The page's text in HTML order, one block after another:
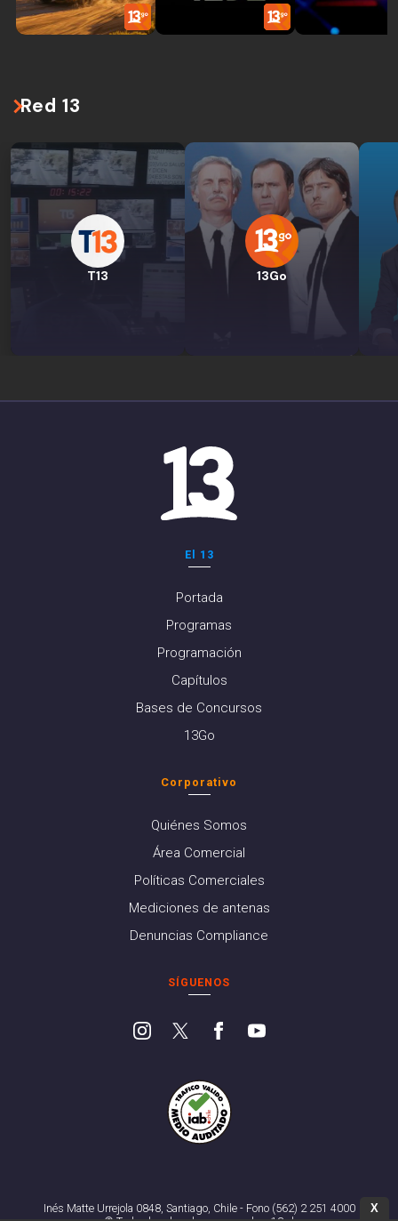
Red 13
T13 13Go
El 13
Portada
Programas
Programación
Capítulos
Bases de Concursos
13Go
Corporativo
Quiénes Somos
Área Comercial
Políticas Comerciales
Mediciones de antenas
Denuncias Compliance
SÍGUENOS
Inés Matte Urrejola 0848, Santiago, Chile - Fono (562) 2 251 4000
X